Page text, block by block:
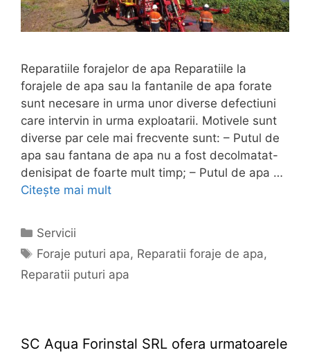
Reparatiile forajelor de apa Reparatiile la
forajele de apa sau la fantanile de apa forate
sunt necesare in urma unor diverse defectiuni
care intervin in urma exploatarii. Motivele sunt
diverse par cele mai frecvente sunt: – Putul de
apa sau fantana de apa nu a fost decolmatat-
denisipat de foarte mult timp; – Putul de apa …
Citește mai mult
Categorii
Servicii
Etichete
Foraje puturi apa, Reparatii foraje de apa,
Reparatii puturi apa
SC Aqua Forinstal SRL ofera urmatoarele